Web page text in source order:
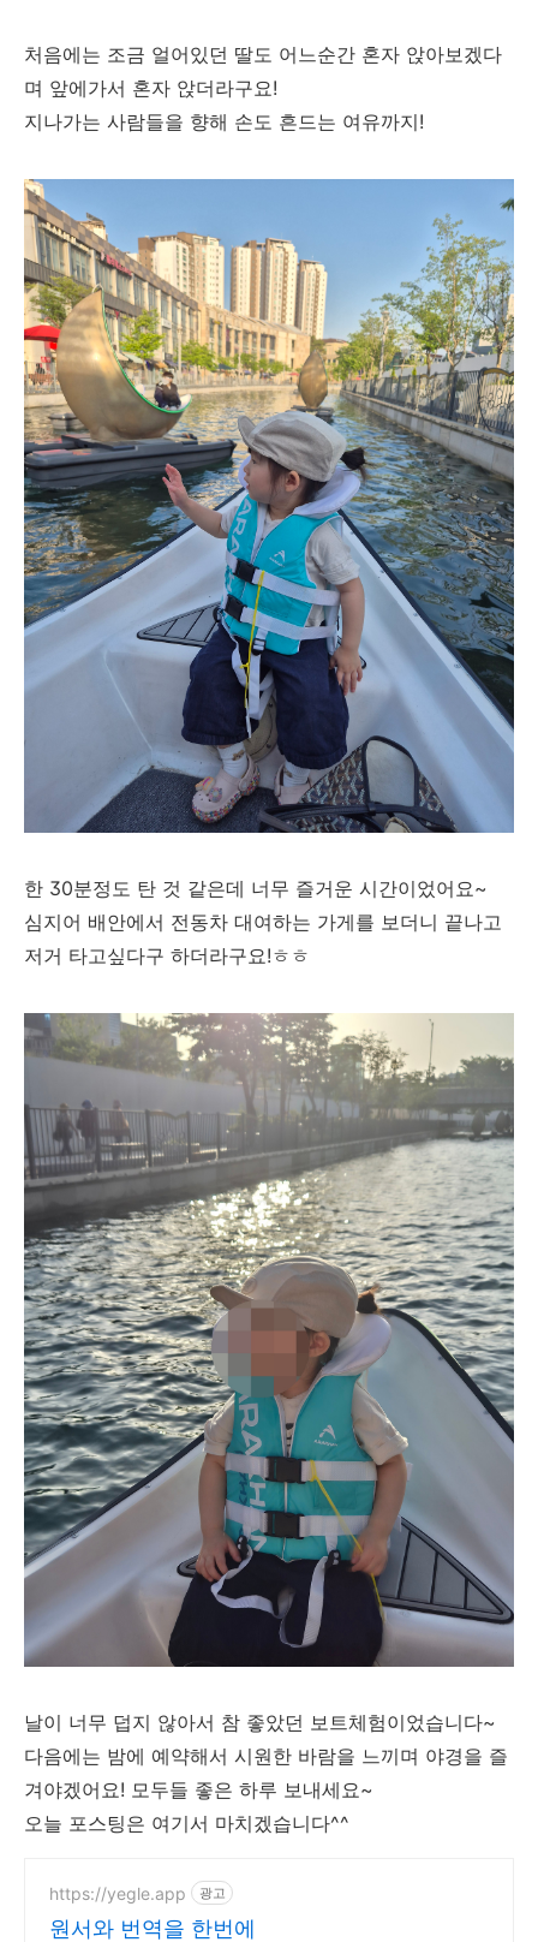
처음에는 조금 얼어있던 딸도 어느순간 혼자 앉아보겠다
며 앞에가서 혼자 앉더라구요!
지나가는 사람들을 향해 손도 흔드는 여유까지!
한 30분정도 탄 것 같은데 너무 즐거운 시간이었어요~
심지어 배안에서 전동차 대여하는 가게를 보더니 끝나고
저거 타고싶다구 하더라구요!ㅎㅎ
날이 너무 덥지 않아서 참 좋았던 보트체험이었습니다~
다음에는 밤에 예약해서 시원한 바람을 느끼며 야경을 즐
겨야겠어요! 모두들 좋은 하루 보내세요~
오늘 포스팅은 여기서 마치겠습니다^^
https://yegle.app 광고
원서와 번역을 한번에